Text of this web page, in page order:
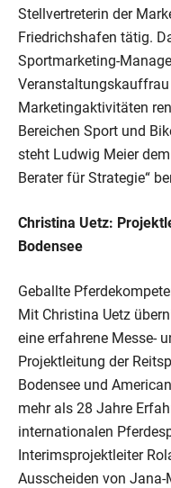
Stellvertreterin der
Friedrichshafen tätig.
Sportmarketing-
Marketingaktivitäten
Bereichen Sport und
steht Ludwig Meier
Berater für Strategie“
Christina Uetz:
Bodensee
Geballte
Mit Christina Uetz
eine erfahrene Messe-
Projektleitung der
Bodensee und
mehr als 28 Jahre
internationalen
Interimsprojektleiter
Ausscheiden von